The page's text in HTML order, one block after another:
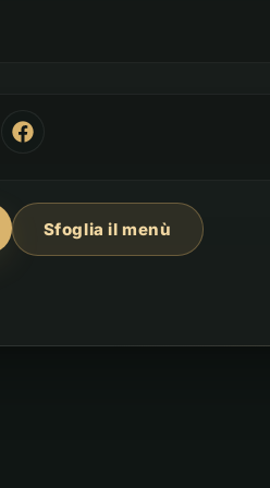
Sfoglia il menù